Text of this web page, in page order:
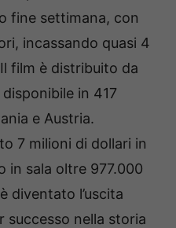
fine settimana, con
incassando quasi 4
film è distribuito da
in 417
e Austria.
7 milioni di dollari in
in sala oltre 977.000
diventato l’uscita
successo nella storia